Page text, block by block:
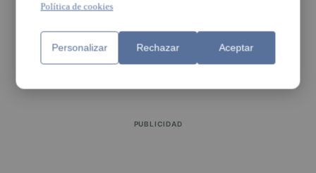
PUBLICIDAD
Política de cookies
Personalizar Rechazar Aceptar